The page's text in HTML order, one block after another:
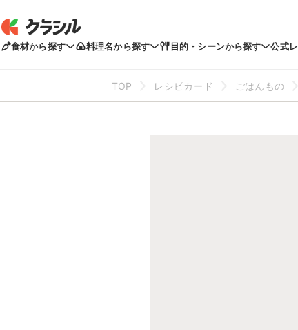
食材から探す 料理名から探す 目的・シーンから探す 公式
TOP レシピカード ごはんもの